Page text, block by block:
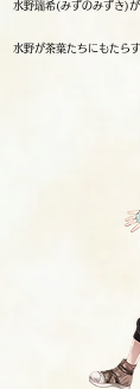
水野瑞希(みずのみずき)が
水野が茶葉たちにもた